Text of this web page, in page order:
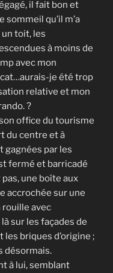
il fait bon et
qu’il m’a
un toit, les
à moins de
avec mon
je été trop
relative et mon
?
office du tourisme
du centre et à
gagnées par les
fermé et barricadé
une boîte aux
accrochée sur une
rouille avec
sur les façades de
briques d’origine ;
désormais.
à lui, semblant